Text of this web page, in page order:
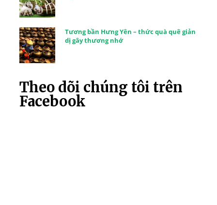
Tương bần Hưng Yên – thức quà quê giản
dị gây thương nhớ
Theo dõi chúng tôi trên
Facebook